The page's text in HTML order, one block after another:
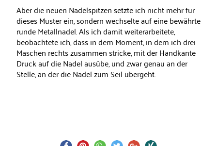
Aber die neuen Nadelspitzen setzte ich nicht mehr für
dieses Muster ein, sondern wechselte auf eine bewährte
runde Metallnadel. Als ich damit weiterarbeitete,
beobachtete ich, dass in dem Moment, in dem ich drei
Maschen rechts zusammen stricke, mit der Handkante
Druck auf die Nadel ausübe, und zwar genau an der
Stelle, an der die Nadel zum Seil übergeht.